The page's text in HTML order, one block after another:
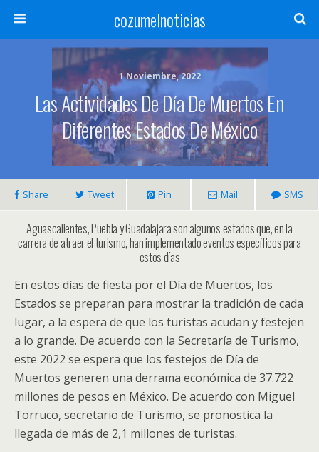
cozumelnoticias
1 Noviembre, 2022
Las Actividades De Día De Muertos En
Diferentes Estados De México
Share Tweet Pin Mail SMS
Aguascalientes, Puebla y Guadalajara son algunos estados que, en la
carrera de atraer el turismo, han implementado eventos específicos para
estos días
En estos días de fiesta por el Día de Muertos, los
Estados se preparan para mostrar la tradición de cada
lugar, a la espera de que los turistas acudan y festejen
a lo grande. De acuerdo con la Secretaría de Turismo,
este 2022 se espera que los festejos de Día de
Muertos generen una derrama económica de 37.722
millones de pesos en México. De acuerdo con Miguel
Torruco, secretario de Turismo, se pronostica la
llegada de más de 2,1 millones de turistas.